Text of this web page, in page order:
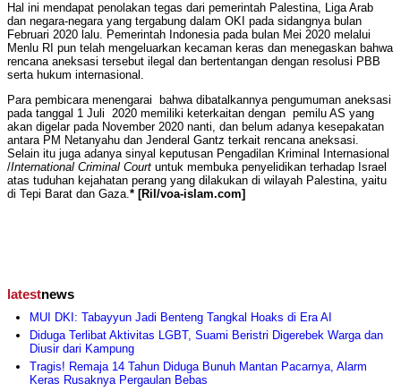
Hal ini mendapat penolakan tegas dari pemerintah Palestina, Liga Arab
dan negara-negara yang tergabung dalam OKI pada sidangnya bulan
Februari 2020 lalu. Pemerintah Indonesia pada bulan Mei 2020 melalui
Menlu RI pun telah mengeluarkan kecaman keras dan menegaskan bahwa
rencana aneksasi tersebut ilegal dan bertentangan dengan resolusi PBB
serta hukum internasional.
Para pembicara menengarai bahwa dibatalkannya pengumuman aneksasi
pada tanggal 1 Juli 2020 memiliki keterkaitan dengan pemilu AS yang
akan digelar pada November 2020 nanti, dan belum adanya kesepakatan
antara PM Netanyahu dan Jenderal Gantz terkait rencana aneksasi.
Selain itu juga adanya sinyal keputusan Pengadilan Kriminal Internasional
/International Criminal Court untuk membuka penyelidikan terhadap Israel
atas tuduhan kejahatan perang yang dilakukan di wilayah Palestina, yaitu
di Tepi Barat dan Gaza.* [Ril/voa-islam.com]
latestnews
MUI DKI: Tabayyun Jadi Benteng Tangkal Hoaks di Era AI
Diduga Terlibat Aktivitas LGBT, Suami Beristri Digerebek Warga dan
Diusir dari Kampung
Tragis! Remaja 14 Tahun Diduga Bunuh Mantan Pacarnya, Alarm
Keras Rusaknya Pergaulan Bebas